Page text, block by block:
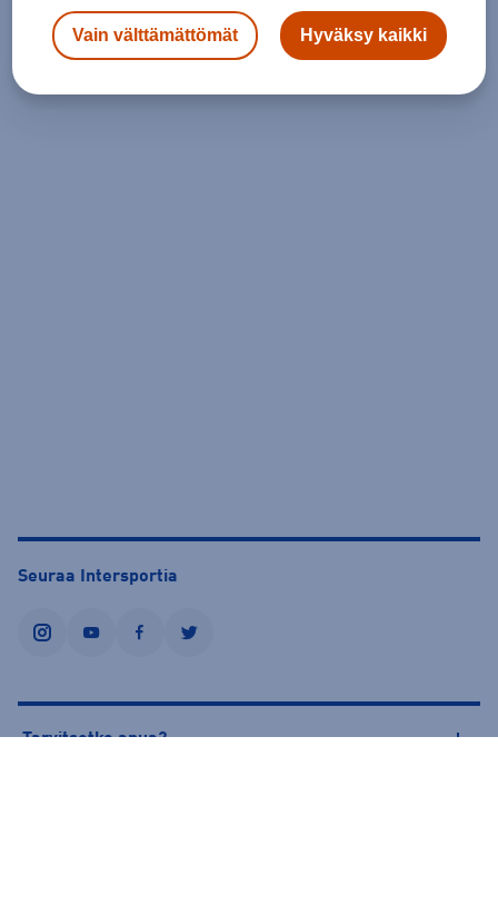
Seuraa Intersportia
instagramyoutubefacebooktwitter
Tarvitsetko apua?
Vain välttämättömät Hyväksy kaikki